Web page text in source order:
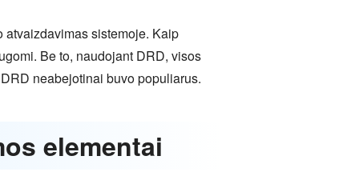
sistemoje. Kaip
Be to, naudojant DRD, visos
neabejotinai buvo populiarus.
elementai